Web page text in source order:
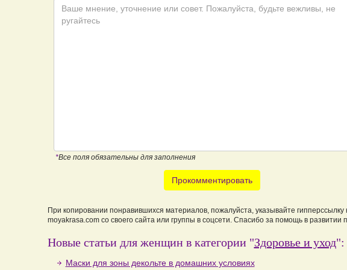
*Все поля обязательны для заполнения
Прокомментировать
При копировании понравившихся материалов, пожалуйста, указывайте гипперссылку
moyakrasa.com со своего сайта или группы в соцсети. Спасибо за помощь в развитии
Новые статьи для женщин в категории "Здоровье и уход":
Маски для зоны декольте в домашних условиях